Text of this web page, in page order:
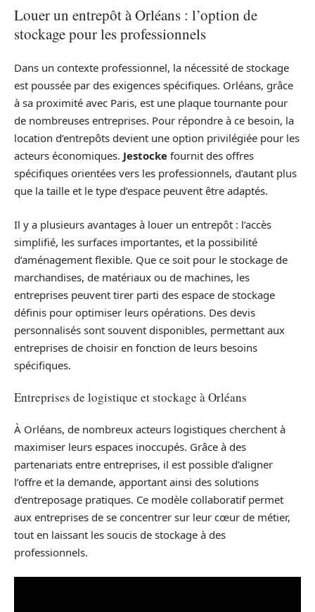
Louer un entrepôt à Orléans : l’option de
stockage pour les professionnels
Dans un contexte professionnel, la nécessité de stockage
est poussée par des exigences spécifiques. Orléans, grâce
à sa proximité avec Paris, est une plaque tournante pour
de nombreuses entreprises. Pour répondre à ce besoin, la
location d’entrepôts devient une option privilégiée pour les
acteurs économiques. Jestocke fournit des offres
spécifiques orientées vers les professionnels, d’autant plus
que la taille et le type d’espace peuvent être adaptés.
Il y a plusieurs avantages à louer un entrepôt : l’accès
simplifié, les surfaces importantes, et la possibilité
d’aménagement flexible. Que ce soit pour le stockage de
marchandises, de matériaux ou de machines, les
entreprises peuvent tirer parti des espace de stockage
définis pour optimiser leurs opérations. Des devis
personnalisés sont souvent disponibles, permettant aux
entreprises de choisir en fonction de leurs besoins
spécifiques.
Entreprises de logistique et stockage à Orléans
À Orléans, de nombreux acteurs logistiques cherchent à
maximiser leurs espaces inoccupés. Grâce à des
partenariats entre entreprises, il est possible d’aligner
l’offre et la demande, apportant ainsi des solutions
d’entreposage pratiques. Ce modèle collaboratif permet
aux entreprises de se concentrer sur leur cœur de métier,
tout en laissant les soucis de stockage à des
professionnels.